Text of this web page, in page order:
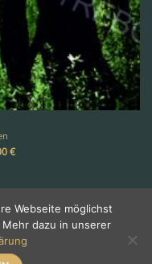
€
TREBOR
& Kontakt
Webseite möglichst
dazu in unserer